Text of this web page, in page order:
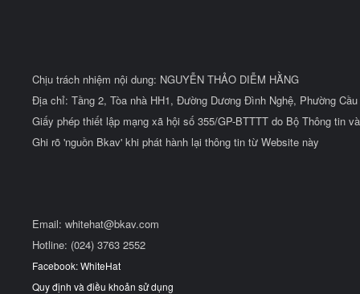
Chịu trách nhiệm nội dung: NGUYỄN THẢO DIỄM HẰNG
Địa chỉ: Tầng 2, Tòa nhà HH1, Đường Dương Đình Nghệ, Phường
Giấy phép thiết lập mạng xã hội số 355/GP-BTTTT do Bộ Thông tin
Ghi rõ 'nguồn Bkav' khi phát hành lại thông tin từ Website này
Email: whitehat@bkav.com
Hotline: (024) 3763 2552
Facebook: WhiteHat
Quy định và điều khoản sử dụng